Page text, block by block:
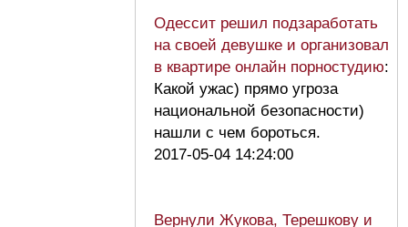
Одессит решил подзаработать
на своей девушке и организовал
в квартире онлайн порностудию:
Какой ужас) прямо угроза
национальной безопасности)
нашли с чем бороться.
2017-05-04 14:24:00
Вернули Жукова, Терешкову и